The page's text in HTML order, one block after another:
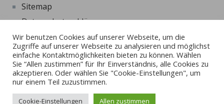
Sitemap
Datenschutzerklärung
Beschwerdeformular
Externe Links
Beschwerde und Ombudverfahren Kinder- und
Jugendhilfe
Wir benutzen Cookies auf unserer Webseite, um die
Zugriffe auf unserer Webseite zu analysieren und möglichst
einfache Kontaktmöglichkeiten bieten zu können. Wählen
Sie “Allen zustimmen” für Ihr Einverständnis, alle Cookies zu
akzeptieren. Oder wählen Sie "Cookie-Einstellungen", um
nur einem Teil zuzustimmen.
Cookie-Einstellungen Allen zustimmen